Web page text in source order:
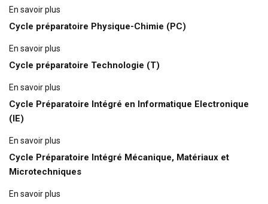
En savoir plus
Cycle préparatoire Physique-Chimie (PC)
En savoir plus
Cycle préparatoire Technologie (T)
En savoir plus
Cycle Préparatoire Intégré en Informatique Electronique
(IE)
En savoir plus
Cycle Préparatoire Intégré Mécanique, Matériaux et
Microtechniques
En savoir plus